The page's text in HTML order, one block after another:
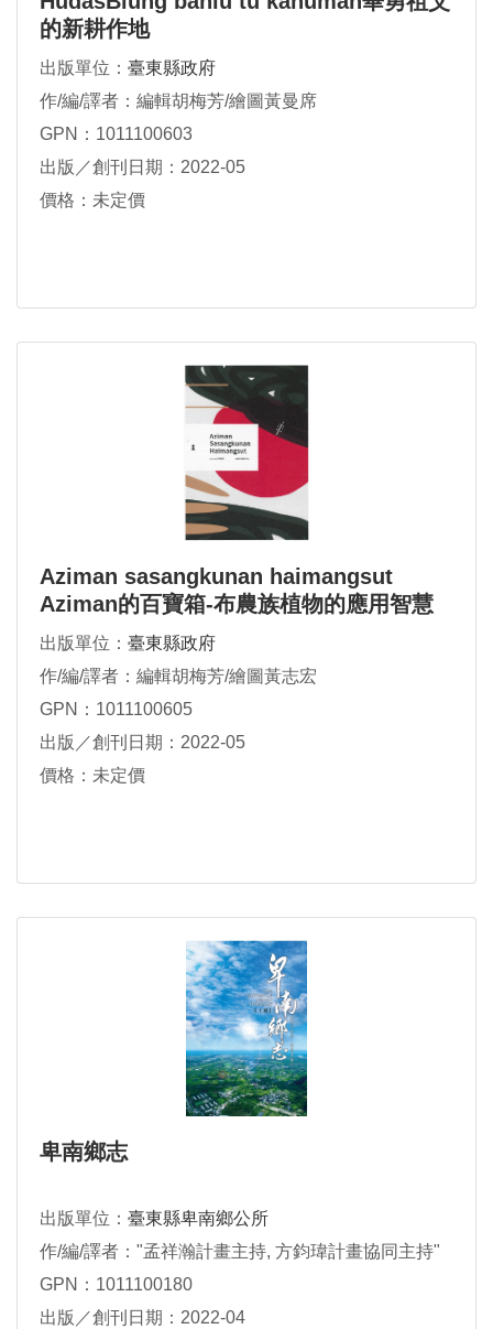
的新耕作地
出版單位： 臺東縣政府
作/編/譯者：編輯胡梅芳/繪圖黃曼席
GPN：1011100603
出版／創刊日期：2022-05
價格：未定價
Aziman sasangkunan haimangsut
Aziman的百寶箱-布農族植物的應用智慧
出版單位： 臺東縣政府
作/編/譯者：編輯胡梅芳/繪圖黃志宏
GPN：1011100605
出版／創刊日期：2022-05
價格：未定價
卑南鄉志
出版單位： 臺東縣卑南鄉公所
作/編/譯者："孟祥瀚計畫主持, 方鈞瑋計畫協同主持"
GPN：1011100180
出版／創刊日期：2022-04